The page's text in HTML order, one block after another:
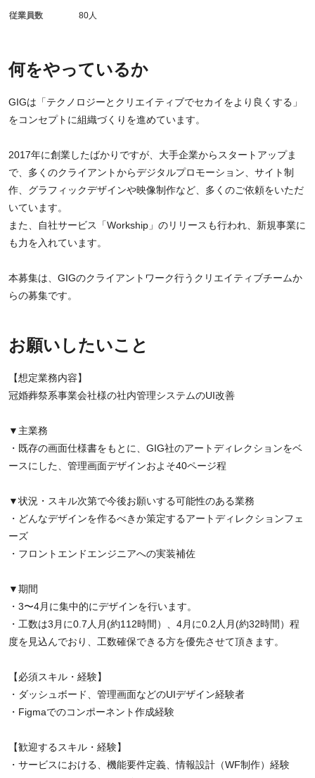
何をやっているか
GIGは「テクノロジーとクリエイティブでセカイをより良くする」
をコンセプトに組織づくりを進めています。
2017年に創業したばかりですが、大手企業からスタートアップま
で、多くのクライアントからデジタルプロモーション、サイト制
作、グラフィックデザインや映像制作など、多くのご依頼をいただ
いています。
また、自社サービス「Workship」のリリースも行われ、新規事業に
も力を入れています。
本募集は、GIGのクライアントワーク行うクリエイティブチームか
らの募集です。
お願いしたいこと
【想定業務内容】
冠婚葬祭系事業会社様の社内管理システムのUI改善
▼主業務
・既存の画面仕様書をもとに、GIG社のアートディレクションをベ
ースにした、管理画面デザインおよそ40ページ程
▼状況・スキル次第で今後お願いする可能性のある業務
・どんなデザインを作るべきか策定するアートディレクションフェ
ーズ
・フロントエンドエンジニアへの実装補佐
▼期間
・3〜4月に集中的にデザインを行います。
・工数は3月に0.7人月(約112時間）、4月に0.2人月(約32時間）程
度を見込んでおり、工数確保できる方を優先させて頂きます。
【必須スキル・経験】
・ダッシュボード、管理画面などのUIデザイン経験者
・Figmaでのコンポーネント作成経験
【歓迎するスキル・経験】
・サービスにおける、機能要件定義、情報設計（WF制作）経験
従業員数 80人